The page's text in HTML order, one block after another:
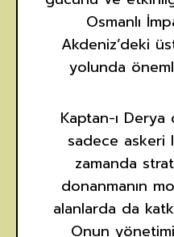
Osmanlı
Akdeniz’deki
yolunda
Kaptan-ı Derya
sadece askeri
zamanda
donanmanın
alanlarda da
Onun